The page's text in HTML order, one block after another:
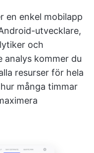
en enkel mobilapp
utvecklare,
och
analys kommer du
resurser för hela
många timmar